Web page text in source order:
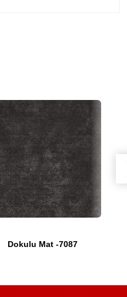
Dokulu Mat -7087